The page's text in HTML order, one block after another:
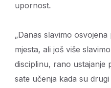
upornost.
„Danas slavimo
mjesta, ali još više
disciplinu, rano ustajanje
sate učenja kada su